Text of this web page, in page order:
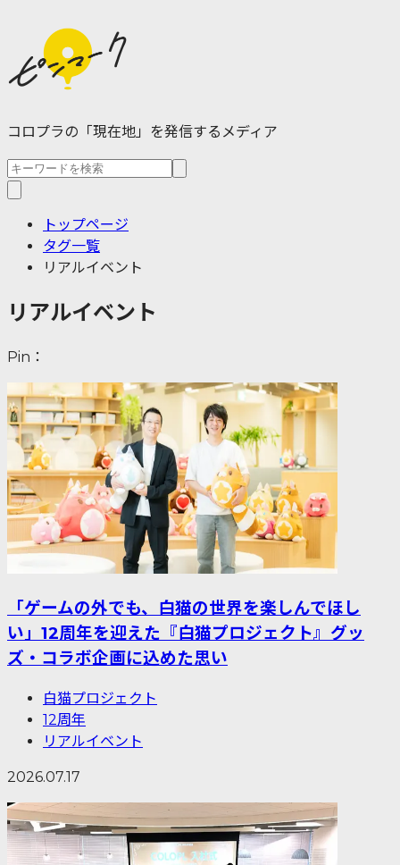
コロプラの「現在地」を発信するメディア
トップページ
タグ一覧
リアルイベント
リアルイベント
Pin：
「ゲームの外でも、白猫の世界を楽しんでほし
い」12周年を迎えた『白猫プロジェクト』グッ
ズ・コラボ企画に込めた思い
白猫プロジェクト
12周年
リアルイベント
2026.07.17